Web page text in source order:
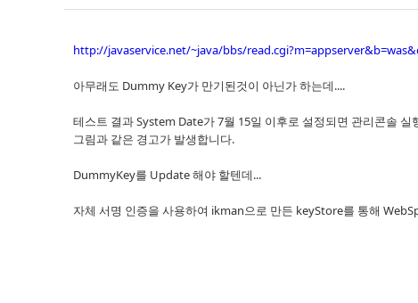
http://javaservice.net/~java/bbs/
아무래도 Dummy Key가 만기된것이 아닌가 하는데....
테스트 결과 System Date가 7월 15일 이후로 설정되면 관리콘솔 실
그림과 같은 경고가 발생합니다.
DummyKey를 Update 해야 할텐데...
자체 서명 인증을 사용하여 ikman으로 만든 keyStore를 통해